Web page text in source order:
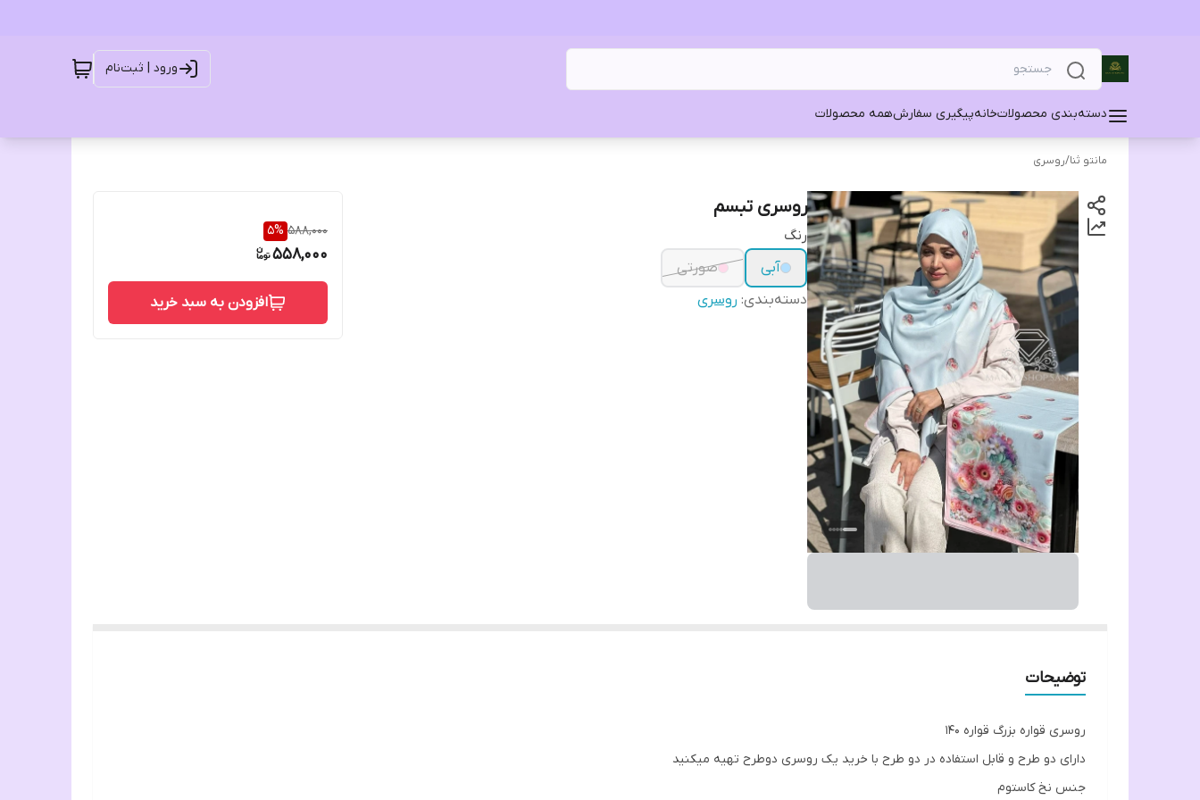
ورود | ثبت‌نام
دسته‌بندی محصولاتخانهپیگیری سفارشهمه محصولات
مانتو ثنا/روسری
روسری تبسم
رنگ
آبی
صورتی
دسته‌بندی: روسری
588,000
5%
558,000
افزودن به سبد خرید
توضیحات
روسری قواره بزرگ قواره ۱۴۰
دارای دو طرح و قابل استفاده در دو طرح با خرید یک روسری دوطرح تهیه میکنید
جنس نخ کاستوم